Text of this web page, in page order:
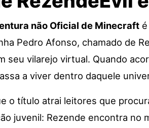
não Oficial de Minecraft
Pedro Afonso, chamado de
seu vilarejo virtual. Quando
a viver dentro daquele
o título atrai leitores que
juvenil: Rezende encontra no